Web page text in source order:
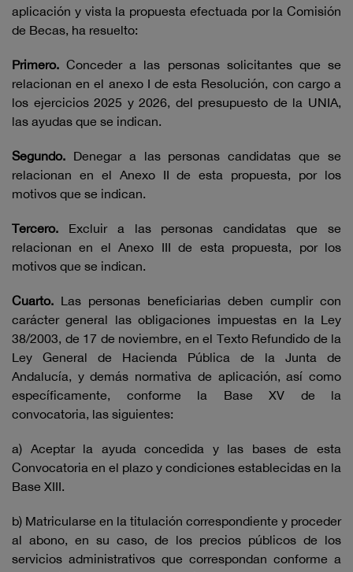
aplicación y vista la propuesta efectuada por la Comisión
de Becas, ha resuelto:
Primero.Conceder a las personas solicitantes que se
relacionan en el anexo I de esta Resolución, con cargo a
los ejercicios 2025 y 2026, del presupuesto de la UNIA,
las ayudas que se indican.
Segundo. Denegar a las personas candidatas que se
relacionan en el Anexo II de esta propuesta, por los
motivos que se indican.
Tercero. Excluir a las personas candidatas que se
relacionan en el Anexo III de esta propuesta, por los
motivos que se indican.
Cuarto. Las personas beneficiarias deben cumplir con
carácter general las obligaciones impuestas en la Ley
38/2003, de 17 de noviembre, en el Texto Refundido de la
Ley General de Hacienda Pública de la Junta de
Andalucía, y demás normativa de aplicación, así como
específicamente, conforme la Base XV de la
convocatoria, las siguientes:
a) Aceptar la ayuda concedida y las bases de esta
Convocatoria en el plazo y condiciones establecidas en la
Base XIII.
b) Matricularse en la titulación correspondiente y proceder
al abono, en su caso, de los precios públicos de los
servicios administrativos que correspondan conforme a